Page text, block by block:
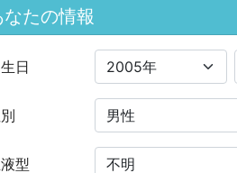
なたの情報
日
型